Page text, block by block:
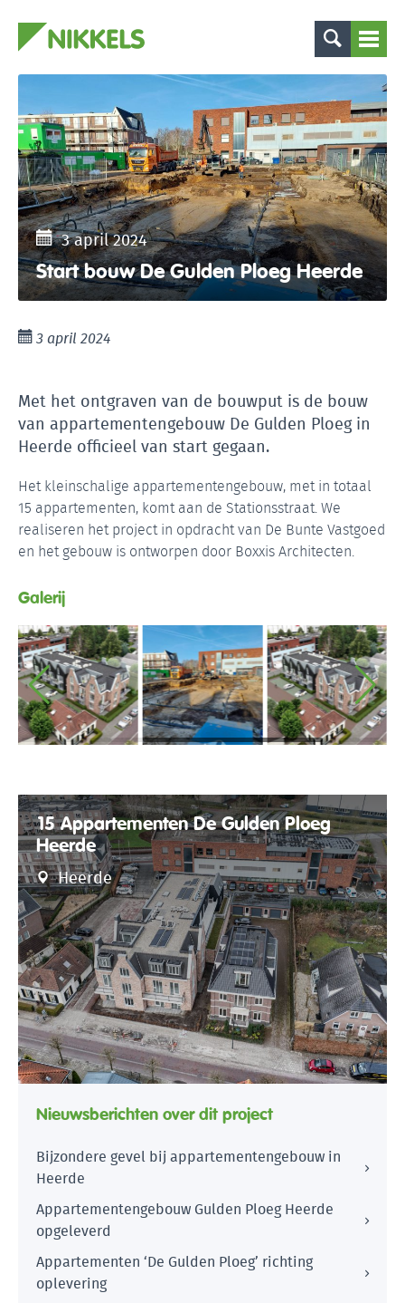
3 april 2024
Start bouw De Gulden Ploeg Heerde
3 april 2024
Met het ontgraven van de bouwput is de bouw
van appartementengebouw De Gulden Ploeg in
Heerde officieel van start gegaan.
Het kleinschalige appartementengebouw, met in totaal
15 appartementen, komt aan de Stationsstraat. We
realiseren het project in opdracht van De Bunte Vastgoed
en het gebouw is ontworpen door Boxxis Architecten.
Galerij
15 Appartementen De Gulden Ploeg
Heerde
Heerde
Nieuwsberichten over dit project
Bijzondere gevel bij appartementengebouw in
Heerde
Appartementengebouw Gulden Ploeg Heerde
opgeleverd
Appartementen ‘De Gulden Ploeg’ richting
oplevering